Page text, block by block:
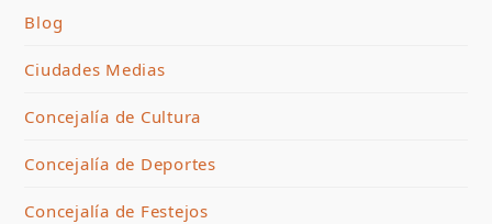
Blog
Ciudades Medias
Concejalía de Cultura
Concejalía de Deportes
Concejalía de Festejos